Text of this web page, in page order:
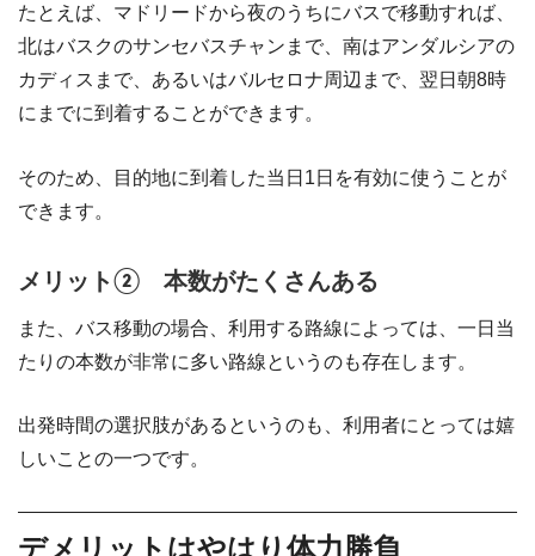
たとえば、マドリードから夜のうちにバスで移動すれば、
北はバスクのサンセバスチャンまで、南はアンダルシアの
カディスまで、あるいはバルセロナ周辺まで、翌日朝8時
にまでに到着することができます。
そのため、目的地に到着した当日1日を有効に使うことが
できます。
メリット② 本数がたくさんある
また、バス移動の場合、利用する路線によっては、一日当
たりの本数が非常に多い路線というのも存在します。
出発時間の選択肢があるというのも、利用者にとっては嬉
しいことの一つです。
デメリットはやはり体力勝負